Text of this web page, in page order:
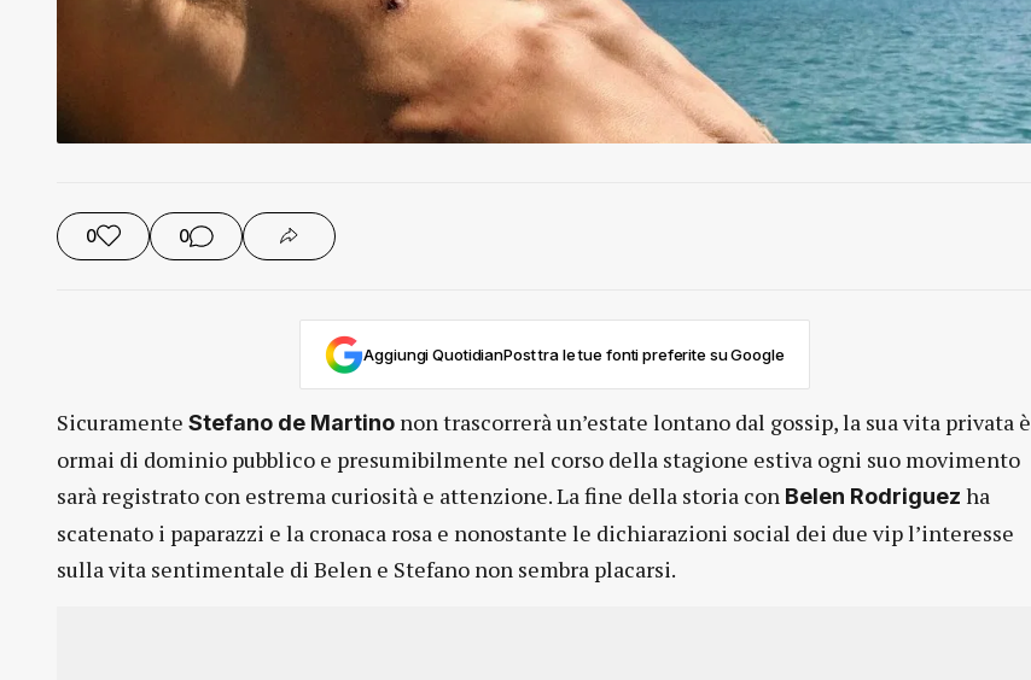
0 0
Aggiungi QuotidianPost tra le tue fonti preferite su Google
Sicuramente Stefano de Martino non trascorrerà un’estate lontano dal gossip, la sua vita privata è
ormai di dominio pubblico e presumibilmente nel corso della stagione estiva ogni suo movimento
sarà registrato con estrema curiosità e attenzione. La fine della storia con Belen Rodriguez ha
scatenato i paparazzi e la cronaca rosa e nonostante le dichiarazioni social dei due vip l’interesse
sulla vita sentimentale di Belen e Stefano non sembra placarsi.